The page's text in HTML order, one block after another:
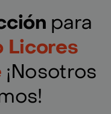
para
Licores
¡Nosotros